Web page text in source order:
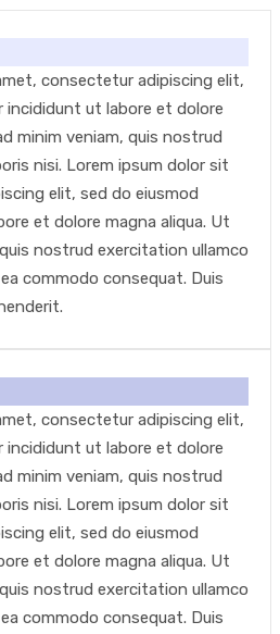
consectetur adipiscing elit,
incididunt ut labore et dolore
minim veniam, quis nostrud
nisi. Lorem ipsum dolor sit
elit, sed do eiusmod
et dolore magna aliqua. Ut
nostrud exercitation ullamco
commodo consequat. Duis
consectetur adipiscing elit,
incididunt ut labore et dolore
minim veniam, quis nostrud
nisi. Lorem ipsum dolor sit
elit, sed do eiusmod
et dolore magna aliqua. Ut
nostrud exercitation ullamco
commodo consequat. Duis